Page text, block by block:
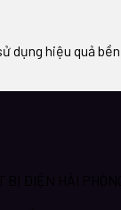
dụng hiệu quả